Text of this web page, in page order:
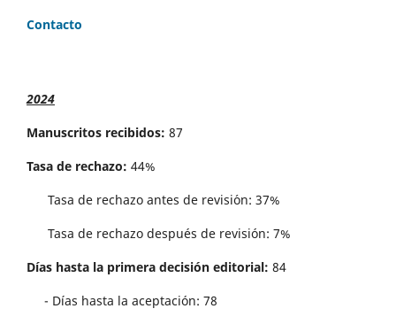
Contacto
2024
Manuscritos recibidos: 87
Tasa de rechazo: 44%
Tasa de rechazo antes de revisi´on: 37%
Tasa de rechazo después de revisión: 7%
Días hasta la primera decisión editorial: 84
- Días hasta la aceptación: 78